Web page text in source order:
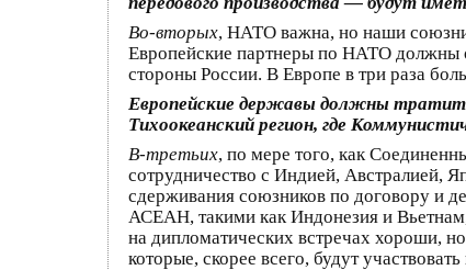
Во-вторых, НАТО важна, но наши
Европейские партнеры по НАТО должны
стороны России. В Европе в три раза
Европейские державы должны
Тихоокеанский регион, где
В-третьих, по мере того, как
сотрудничество с Индией, Австралией,
сдерживания союзников по договору и
АСЕАН, такими как Индонезия и
на дипломатических встречах хороши,
которые, скорее всего, будут